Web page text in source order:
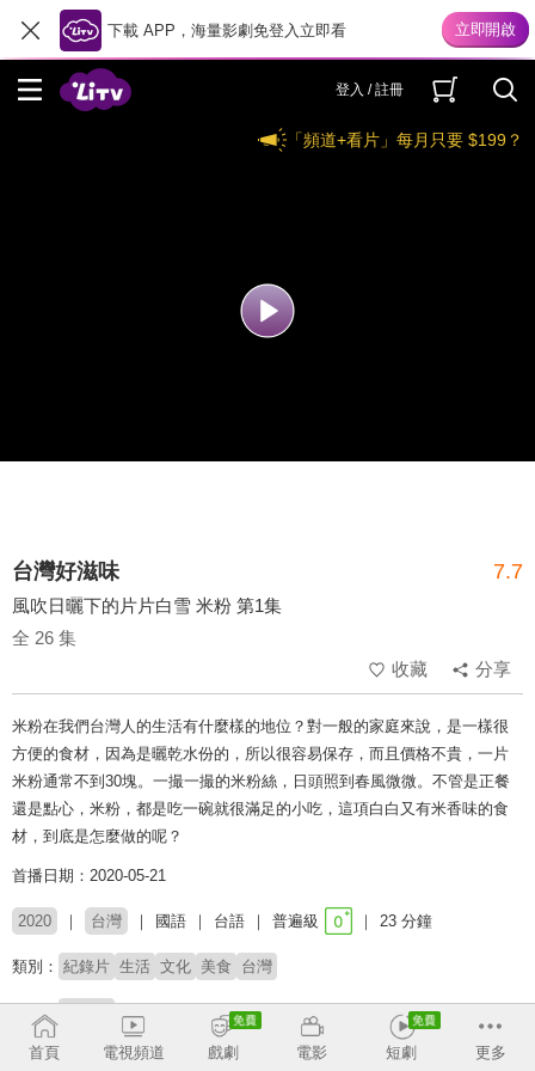
下載 APP，海量影劇免登入立即看
登入 / 註冊
「頻道+看片」每月只要 $199？
台灣好滋味 7.7
風吹日曬下的片片白雪 米粉 第1集
全 26 集
收藏
分享
米粉在我們台灣人的生活有什麼樣的地位？對一般的家庭來說，是一樣很
方便的食材，因為是曬乾水份的，所以很容易保存，而且價格不貴，一片
米粉通常不到30塊。一撮一撮的米粉絲，日頭照到春風微微。不管是正餐
還是點心，米粉，都是吃一碗就很滿足的小吃，這項白白又有米香味的食
材，到底是怎麼做的呢？
首播日期：2020-05-21
2020 台灣 國語 台語 普遍級 23 分鐘
類別： 紀錄片 生活 文化 美食 台灣
主持：
# 美食探索
首頁 電視頻道 戲劇 電影 短劇 更多